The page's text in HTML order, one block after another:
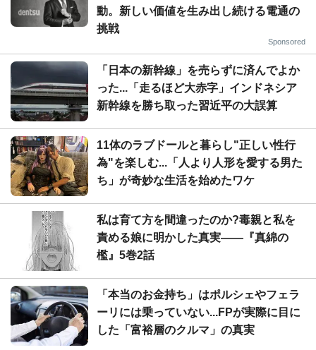
動。新しい価値を生み出し続ける電通の
挑戦
Sponsored
「日本の新幹線」を売らずに済んでよか
った...「走るほど大赤字」インドネシア
新幹線を勝ち取った習近平の大誤算
11体のラブドールと暮らし"正しい性行
為"を楽しむ...「人より人形を愛する男た
ち」が奇妙な生活を始めたワケ
私は育て方を間違ったのか?毒親と私を
責める娘に明かした真実――『真綿の
檻』5巻2話
「本当のお金持ち」はポルシェやフェラ
ーリには乗っていない...FPが実際に目に
した「富裕層のクルマ」の真実